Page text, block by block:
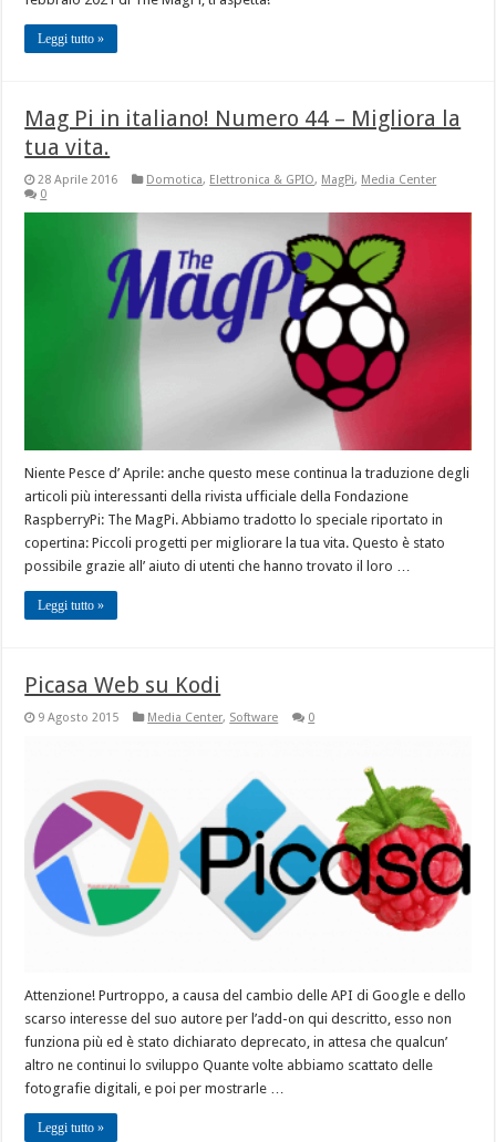
Leggi tutto »
Mag Pi in italiano! Numero 44 – Migliora la
tua vita.
28 Aprile 2016 Domotica, Elettronica & GPIO, MagPi, Media Center
0
Niente Pesce d’ Aprile: anche questo mese continua la traduzione degli
articoli più interessanti della rivista ufficiale della Fondazione
RaspberryPi: The MagPi. Abbiamo tradotto lo speciale riportato in
copertina: Piccoli progetti per migliorare la tua vita. Questo è stato
possibile grazie all’ aiuto di utenti che hanno trovato il loro …
Leggi tutto »
Picasa Web su Kodi
9 Agosto 2015 Media Center, Software 0
Attenzione! Purtroppo, a causa del cambio delle API di Google e dello
scarso interesse del suo autore per l’add-on qui descritto, esso non
funziona più ed è stato dichiarato deprecato, in attesa che qualcun’
altro ne continui lo sviluppo Quante volte abbiamo scattato delle
fotografie digitali, e poi per mostrarle …
Leggi tutto »